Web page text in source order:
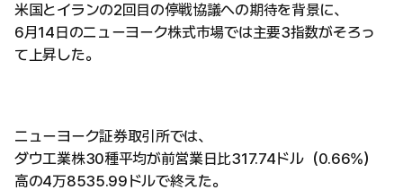
米国とイランの2回目の停戦協議への期待を背景に、
6月14日のニューヨーク株式市場では主要3指数がそろっ
て上昇した。
ニューヨーク証券取引所では、
ダウ工業株30種平均が前営業日比317.74ドル（0.66%）
高の4万8535.99ドルで終えた。